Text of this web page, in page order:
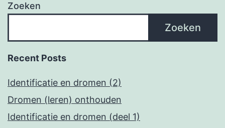
Zoeken
Zoeken
Recent Posts
Identificatie en dromen (2)
Dromen (leren) onthouden
Identificatie en dromen (deel 1)